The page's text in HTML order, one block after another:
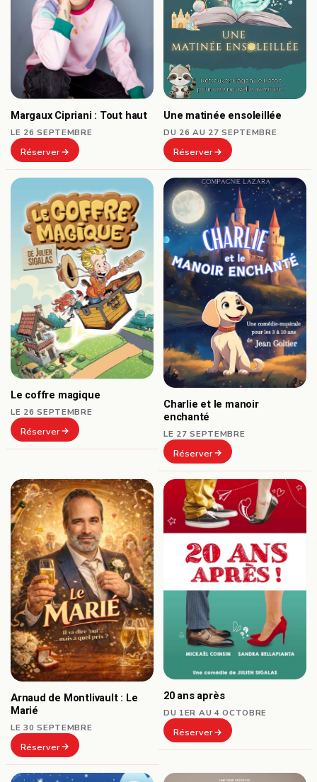
Margaux Cipriani : Tout haut
LE 26 SEPTEMBRE
Réserver
Une matinée ensoleillée
DU 26 AU 27 SEPTEMBRE
Réserver
Le coffre magique
LE 26 SEPTEMBRE
Réserver
Charlie et le manoir
enchanté
LE 27 SEPTEMBRE
Réserver
Arnaud de Montlivault : Le
Marié
LE 30 SEPTEMBRE
Réserver
20 ans après
DU 1ER AU 4 OCTOBRE
Réserver